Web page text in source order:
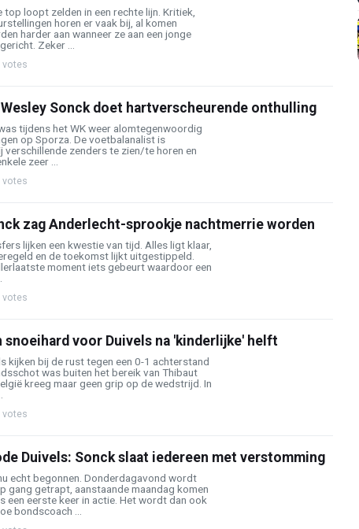
top loopt zelden in een rechte lijn. Kritiek,
horen er vaak bij, al komen
harder aan wanneer ze aan een jonge
Zeker ...
votes
Sonck doet hartverscheurende onthulling
tijdens het WK weer alomtegenwoordig
op Sporza. De voetbalanalist is
verschillende zenders te zien/te horen en
zeer ...
votes
zag Anderlecht-sprookje nachtmerrie worden
lijken een kwestie van tijd. Alles ligt klaar,
en de toekomst lijkt uitgestippeld.
moment iets gebeurt waardoor een
votes
snoeihard voor Duivels na 'kinderlijke' helft
kijken bij de rust tegen een 0-1 achterstand
was buiten het bereik van Thibaut
kreeg maar geen grip op de wedstrijd. In
votes
Duivels: Sonck slaat iedereen met verstomming
echt begonnen. Donderdagavond wordt
gang getrapt, aanstaande maandag komen
een eerste keer in actie. Het wordt dan ook
bondscoach ...